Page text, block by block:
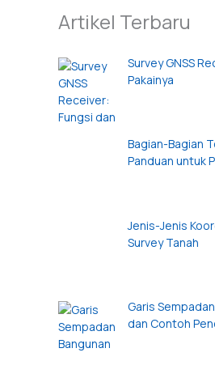
Artikel Terbaru
Survey GNSS
Pakainya
Bagian-Bagian
Panduan untuk
Jenis-Jenis
Survey Tanah
Garis
dan Contoh